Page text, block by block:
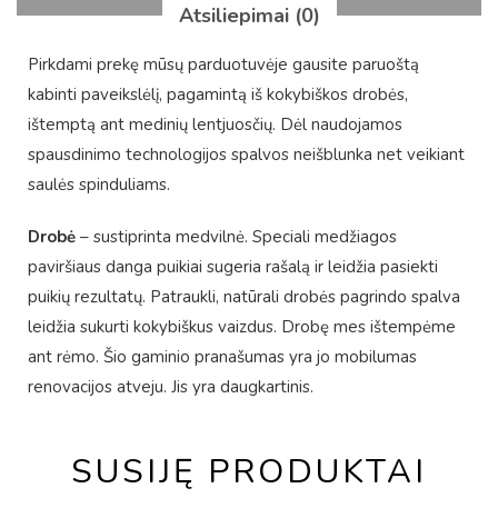
Atsiliepimai (0)
Pirkdami prekę mūsų parduotuvėje gausite paruoštą
kabinti paveikslėlį, pagamintą iš kokybiškos drobės,
ištemptą ant medinių lentjuosčių. Dėl naudojamos
spausdinimo technologijos spalvos neišblunka net veikiant
saulės spinduliams.
Drobė – sustiprinta medvilnė. Speciali medžiagos
paviršiaus danga puikiai sugeria rašalą ir leidžia pasiekti
puikių rezultatų. Patraukli, natūrali drobės pagrindo spalva
leidžia sukurti kokybiškus vaizdus. Drobę mes ištempėme
ant rėmo. Šio gaminio pranašumas yra jo mobilumas
renovacijos atveju. Jis yra daugkartinis.
SUSIJĘ PRODUKTAI